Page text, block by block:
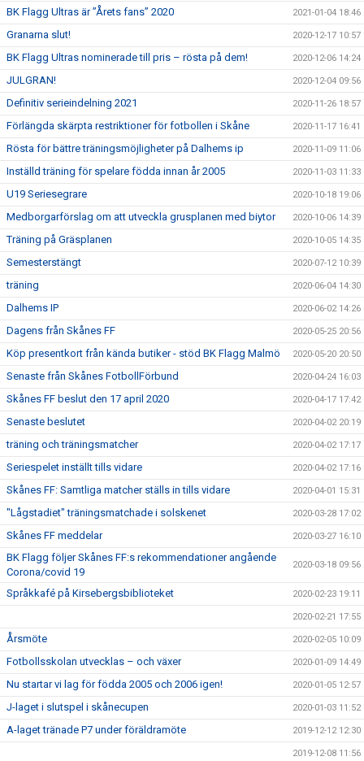
BK Flagg Ultras är ”Årets fans” 2020 2021-01-04 18:46
Granarna slut! 2020-12-17 10:57
BK Flagg Ultras nominerade till pris – rösta på dem! 2020-12-06 14:24
JULGRAN! 2020-12-04 09:56
Definitiv serieindelning 2021 2020-11-26 18:57
Förlängda skärpta restriktioner för fotbollen i Skåne 2020-11-17 16:41
Rösta för bättre träningsmöjligheter på Dalhems ip 2020-11-09 11:06
Inställd träning för spelare födda innan år 2005 2020-11-03 11:33
U19 Seriesegrare 2020-10-18 19:06
Medborgarförslag om att utveckla grusplanen med biytor 2020-10-06 14:39
Träning på Gräsplanen 2020-10-05 14:35
Semesterstängt 2020-07-12 10:39
träning 2020-06-04 14:30
Dalhems IP 2020-06-02 14:26
Dagens från Skånes FF 2020-05-25 20:56
Köp presentkort från kända butiker - stöd BK Flagg Malmö 2020-05-20 20:50
Senaste från Skånes FotbollFörbund 2020-04-24 16:03
Skånes FF beslut den 17 april 2020 2020-04-17 17:42
Senaste beslutet 2020-04-02 20:19
träning och träningsmatcher 2020-04-02 17:17
Seriespelet inställt tills vidare 2020-04-02 17:16
Skånes FF: Samtliga matcher ställs in tills vidare 2020-04-01 15:31
"Lågstadiet" träningsmatchade i solskenet 2020-03-28 17:02
Skånes FF meddelar 2020-03-27 16:10
BK Flagg följer Skånes FF:s rekommendationer angående
Corona/covid 19
2020-03-18 09:56
Språkkafé på Kirsebergsbiblioteket 2020-02-23 19:11
2020-02-21 17:55
Årsmöte 2020-02-05 10:09
Fotbollsskolan utvecklas – och växer 2020-01-09 14:49
Nu startar vi lag för födda 2005 och 2006 igen! 2020-01-05 12:57
J-laget i slutspel i skånecupen 2020-01-03 11:52
A-laget tränade P7 under föräldramöte 2019-12-12 12:30
2019-12-08 11:56